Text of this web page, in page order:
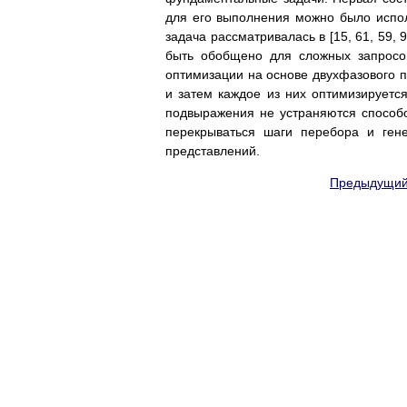
для его выполнения можно было
задача рассматривалась в [15, 61, 59,
быть обобщено для сложных
оптимизации на основе двухфазового
и затем каждое из них
подвыражения не устраняются
перекрываться шаги перебора и
представлений.